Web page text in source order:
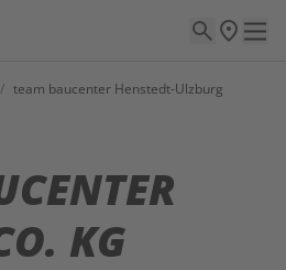
/ team baucenter Henstedt-Ulzburg
KG